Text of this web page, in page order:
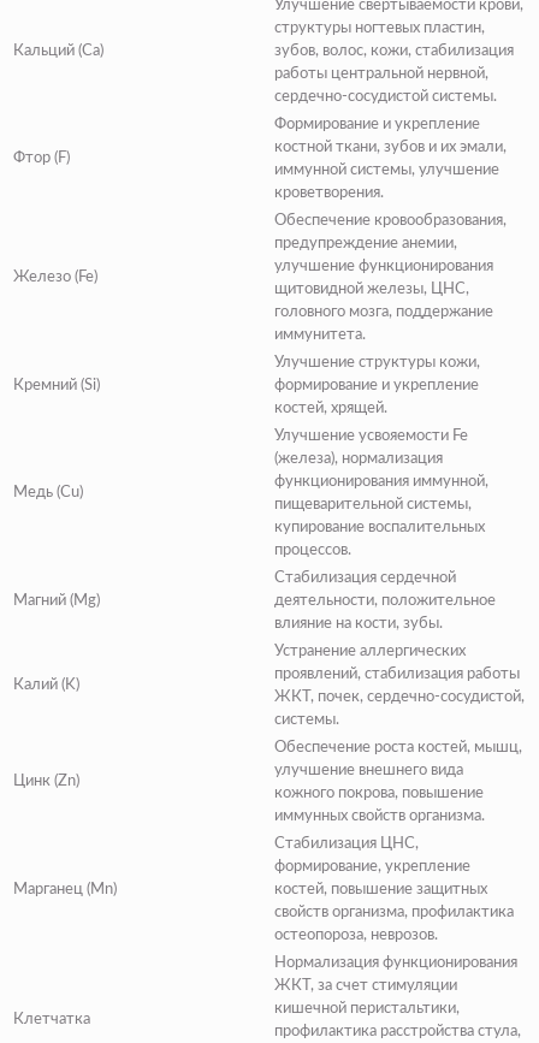
Кальций (Ca)
Улучшение свертываемости крови,
структуры ногтевых пластин,
зубов, волос, кожи, стабилизация
работы центральной нервной,
сердечно-сосудистой системы.
Фтор (F)
Формирование и укрепление
костной ткани, зубов и их эмали,
иммунной системы, улучшение
кроветворения.
Железо (Fe)
Обеспечение кровообразования,
предупреждение анемии,
улучшение функционирования
щитовидной железы, ЦНС,
головного мозга, поддержание
иммунитета.
Кремний (Si)
Улучшение структуры кожи,
формирование и укрепление
костей, хрящей.
Медь (Cu)
Улучшение усвояемости Fe
(железа), нормализация
функционирования иммунной,
пищеварительной системы,
купирование воспалительных
процессов.
Магний (Mg)
Стабилизация сердечной
деятельности, положительное
влияние на кости, зубы.
Калий (K)
Устранение аллергических
проявлений, стабилизация работы
ЖКТ, почек, сердечно-сосудистой,
системы.
Цинк (Zn)
Обеспечение роста костей, мышц,
улучшение внешнего вида
кожного покрова, повышение
иммунных свойств организма.
Марганец (Mn)
Стабилизация ЦНС,
формирование, укрепление
костей, повышение защитных
свойств организма, профилактика
остеопороза, неврозов.
Клетчатка
Нормализация функционирования
ЖКТ, за счет стимуляции
кишечной перистальтики,
профилактика расстройства стула,